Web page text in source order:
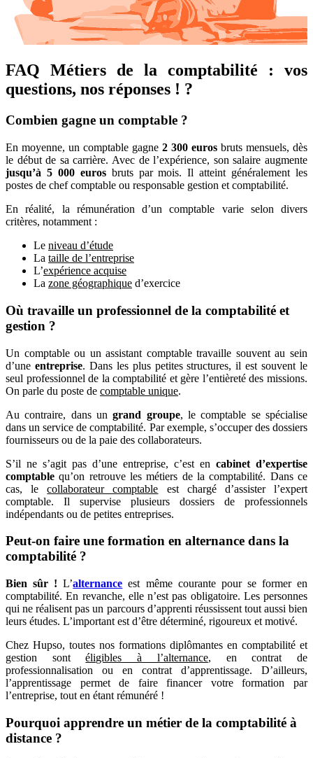
FAQ Métiers de la comptabilité : vos
questions, nos réponses ! ?
Combien gagne un comptable ?
En moyenne, un comptable gagne 2 300 euros bruts mensuels, dès
le début de sa carrière. Avec de l’expérience, son salaire augmente
jusqu’à 5 000 eurosbruts par mois. Il atteint généralement les
postes de chef comptable ou responsable gestion et comptabilité.
En réalité, la rémunération d’un comptable varie selon divers
critères, notamment :
Le niveau d’étude
La taille de l’entreprise
L’expérience acquise
La zone géographique d’exercice
Où travaille un professionnel de la comptabilité et
gestion ?
Un comptable ou un assistant comptable travaille souvent au sein
d’une entreprise. Dans les plus petites structures, il est souvent le
seul professionnel de la comptabilité et gère l’entièreté des missions.
On parle du poste de comptable unique.
Au contraire, dans ungrand groupe, le comptable se spécialise
dans un service de comptabilité. Par exemple, s’occuper des dossiers
fournisseurs ou de la paie des collaborateurs.
S’il ne s’agit pas d’une entreprise, c’est en cabinet d’expertise
comptable qu’on retrouve les métiers de la comptabilité. Dans ce
cas, lecollaborateur comptable est chargé d’assister l’expert
comptable. Il supervise plusieurs dossiers de professionnels
indépendants ou de petites entreprises.
Peut-on faire une formation en alternance dans la
comptabilité ?
Bien sûr ! L’alternance est même courante pour se former en
comptabilité. En revanche, elle n’est pas obligatoire. Les personnes
qui ne réalisent pas un parcours d’apprenti réussissent tout aussi bien
leurs études. L’important est d’être déterminé, rigoureux et motivé.
Chez Hupso, toutes nos formations diplômantes en comptabilité et
gestion sontéligibles à l’alternance, en contrat de
professionnalisation ou en contrat d’apprentissage. D’ailleurs,
l’apprentissage permet de faire financer votre formation par
l’entreprise, tout en étant rémunéré !
Pourquoi apprendre un métier de la comptabilité à
distance ?